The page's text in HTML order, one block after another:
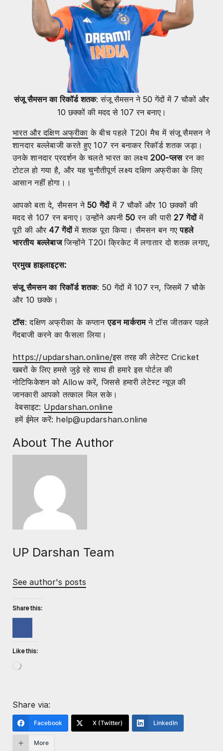
संजू सैमसनका रिकॉर्ड शतक: संजू सैमसन ने 50 गेंदों में 7 चौकों और
10 छक्कों की मदद से 107 रन बनाए।
भारत और दक्षिण अफ्रीका के बीच पहले T20I मैच में संजू सैमसन ने
शानदार बल्लेबाजी करते हुए 107 रन बनाकर रिकॉर्ड शतक जड़ा।
उनके शानदार प्रदर्शन के चलते भारत का लक्ष्य200-प्लसरन का
टोटल हो गया है, और यह चुनौतीपूर्ण लक्ष्य दक्षिण अफ्रीका के लिए
आसान नहीं होगा।।
आपको बता दे, सैमसन ने50 गेंदोंमें 7 चौकों और 10 छक्कों की
मदद से 107 रन बनाए। उन्होंने अपनी50 रन की पारी27 गेंदोंमें
पूरी की और 47 गेंदोंमें शतक पूरा किया। सैमसन बन गएपहले
भारतीय बल्लेबाजजिन्होंने T20I क्रिकेट में लगातार दो शतक लगाए,
प्रमुख हाइलाइट्स:
संजू सैमसन का रिकॉर्ड शतक: 50 गेंदों में 107 रन, जिसमें 7 चौके
और 10 छक्के।
टॉस: दक्षिण अफ्रीका के कप्तानएडन मार्करामने टॉस जीतकर पहले
गेंदबाजी करने का फैसला लिया।
https://updarshan.online/इस तरह की लेटेस्ट Cricket
खबरों के लिए हमसे जुड़े रहे साथ ही हमारे इस पोर्टल की
नोटिफिकेशन को Allow करें, जिससे हमारी लेटेस्ट न्यूज़ की
जानकारी आपको तत्काल मिल सके।
वेबसाइट: Updarshan.online
हमें ईमेल करें: help@updarshan.online
About The Author
UP Darshan Team
See author's posts
Share this:
Like this:
Share via:
Facebook X (Twitter) LinkedIn
More